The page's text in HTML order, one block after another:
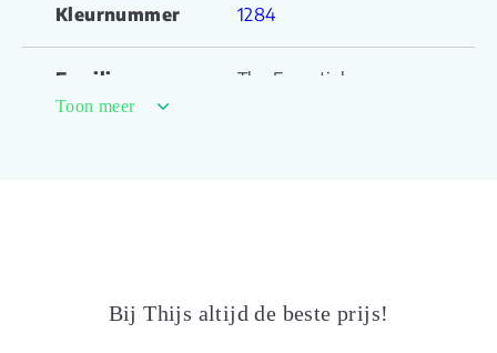
Kleurnummer 1284
Familienaam The Essentials
Toon meer
Bij Thijs altijd de beste prijs!